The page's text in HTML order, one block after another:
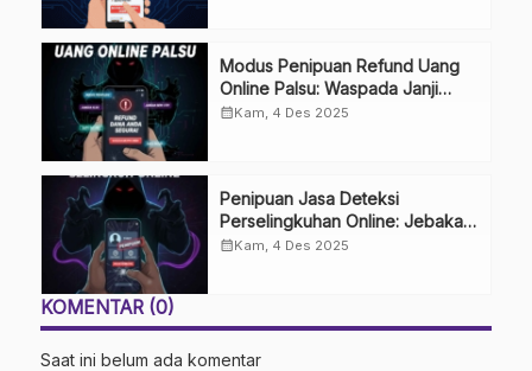
Modus Penipuan Refund Uang
Online Palsu: Waspada Janji
Uang Kembali
calendar_monthKam, 4 Des 2025
Penipuan Jasa Deteksi
Perselingkuhan Online: Jebakan
Emosional yang Berujung
calendar_monthKam, 4 Des 2025
KOMENTAR (0)
Saat ini belum ada komentar